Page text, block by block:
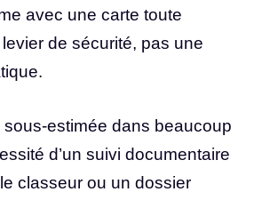
avec une carte toute
levier de sécurité, pas une
sous-estimée dans beaucoup
d’un suivi documentaire
classeur ou un dossier